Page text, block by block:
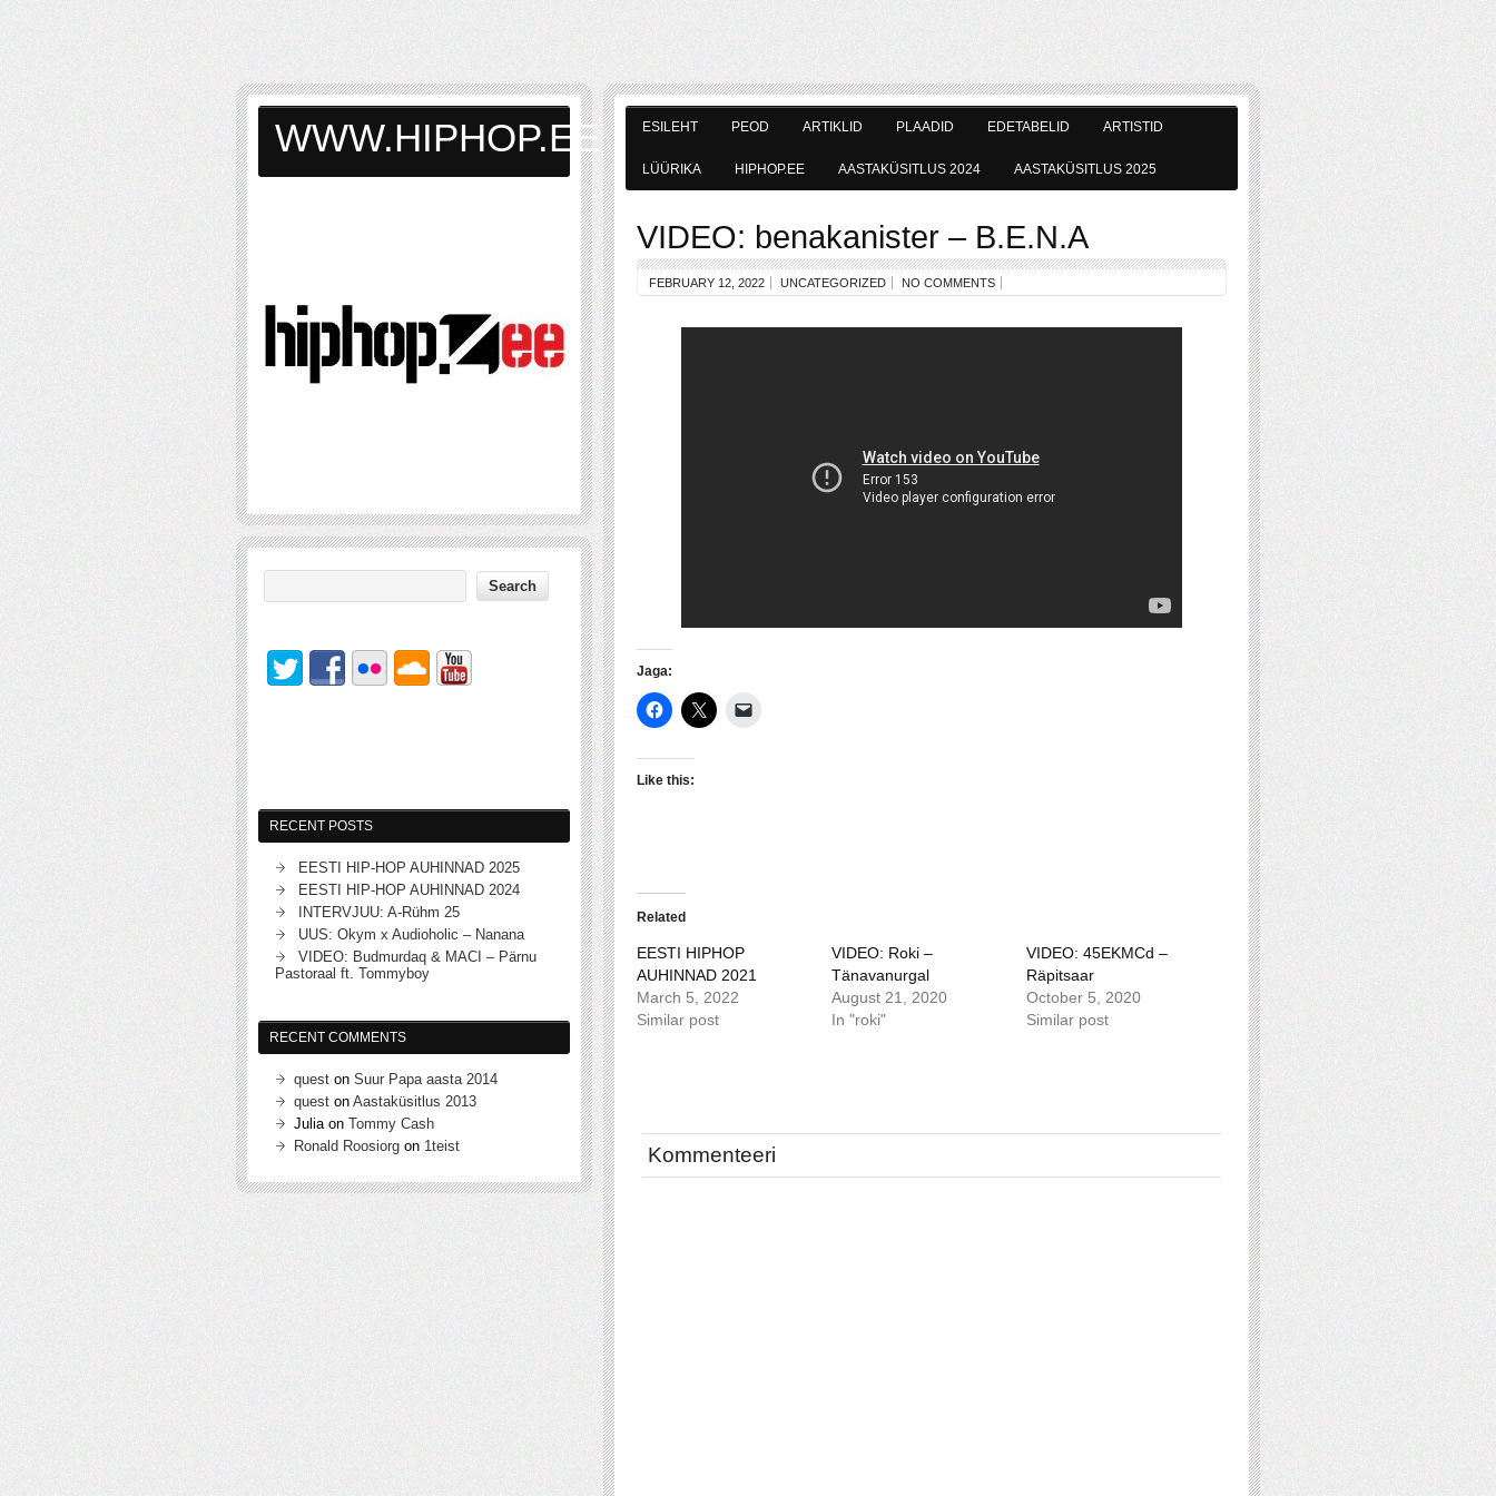
ESILEHT PEOD ARTIKLID PLAADID EDETABELID ARTISTID
LÜÜRIKA HIPHOP.EE AASTAKÜSITLUS 2024 AASTAKÜSITLUS 2025
VIDEO: benakanister – B.E.N.A
FEBRUARY 12, 2022 UNCATEGORIZED NO COMMENTS
Jaga:
Like this:
Related
EESTI HIPHOP
AUHINNAD 2021
March 5, 2022
Similar post
VIDEO: Roki –
Tänavanurgal
August 21, 2020
In "roki"
VIDEO: 45EKMCd –
Räpitsaar
October 5, 2020
Similar post
Kommenteeri
WWW.HIPHOP.EE
RECENT POSTS
EESTI HIP-HOP AUHINNAD 2025
EESTI HIP-HOP AUHINNAD 2024
INTERVJUU: A-Rühm 25
UUS: Okym x Audioholic – Nanana
VIDEO: Budmurdaq & MACI – Pärnu
Pastoraal ft. Tommyboy
RECENT COMMENTS
quest on Suur Papa aasta 2014
quest on Aastaküsitlus 2013
Juliaon Tommy Cash
Ronald Roosiorg on 1teist